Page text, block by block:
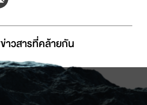
ข่าวสารที่่คล้ายกัน